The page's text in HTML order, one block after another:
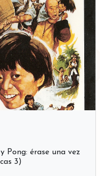
Pong: érase una vez
3)